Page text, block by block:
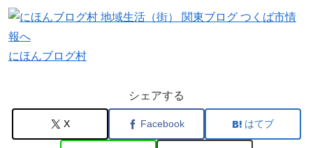
にほんブログ村
シェアする
X Facebook はてブ